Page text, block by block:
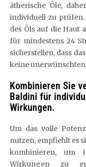
ätherische Öle,
individuell zu
des Öls auf die Haut
für mindestens 24
sicherstellen, dass
keine
Kombinieren Sie
Baldini für
Wirkungen.
Um das volle
nutzen, empfiehlt es
kombinieren, um
Wirkungen zu